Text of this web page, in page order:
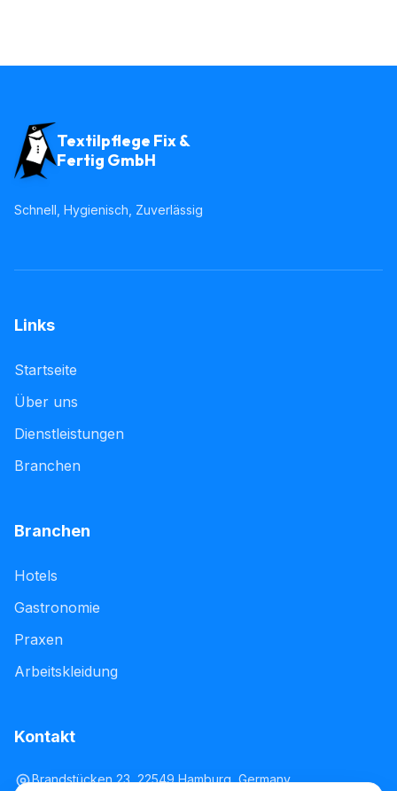
Textilpflege Fix &
Fertig GmbH
Schnell, Hygienisch, Zuverlässig
Links
Startseite
Über uns
Dienstleistungen
Branchen
Branchen
Hotels
Gastronomie
Praxen
Arbeitskleidung
Kontakt
Brandstücken 23, 22549 Hamburg, Germany